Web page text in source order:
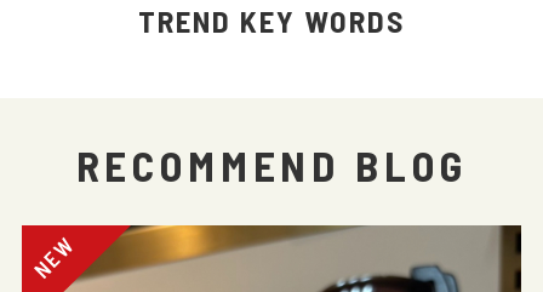
TREND KEY WORDS
RECOMMEND BLOG